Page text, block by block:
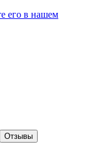
его в нашем
Отзывы